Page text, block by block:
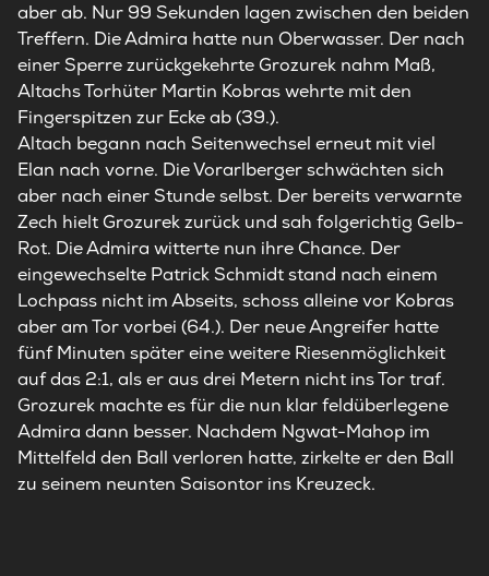
aber ab. Nur 99 Sekunden lagen zwischen den beiden
Treffern. Die Admira hatte nun Oberwasser. Der nach
einer Sperre zurückgekehrte Grozurek nahm Maß,
Altachs Torhüter Martin Kobras wehrte mit den
Fingerspitzen zur Ecke ab (39.).
Altach begann nach Seitenwechsel erneut mit viel
Elan nach vorne. Die Vorarlberger schwächten sich
aber nach einer Stunde selbst. Der bereits verwarnte
Zech hielt Grozurek zurück und sah folgerichtig Gelb-
Rot. Die Admira witterte nun ihre Chance. Der
eingewechselte Patrick Schmidt stand nach einem
Lochpass nicht im Abseits, schoss alleine vor Kobras
aber am Tor vorbei (64.). Der neue Angreifer hatte
fünf Minuten später eine weitere Riesenmöglichkeit
auf das 2:1, als er aus drei Metern nicht ins Tor traf.
Grozurek machte es für die nun klar feldüberlegene
Admira dann besser. Nachdem Ngwat-Mahop im
Mittelfeld den Ball verloren hatte, zirkelte er den Ball
zu seinem neunten Saisontor ins Kreuzeck.